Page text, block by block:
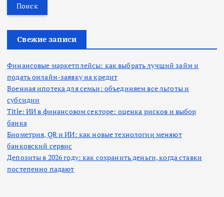
т
Свежие записи
Финансовые маркетплейсы: как выбрать лучший займ и
подать онлайн-заявку на кредит
Военная ипотека для семьи: объединяем все льготы и
субсидии
Title: ИИ в финансовом секторе: оценка рисков и выбор
банка
Биометрия, QR и ИИ: как новые технологии меняют
банковский сервис
Депозиты в 2026 году: как сохранить деньги, когда ставки
постепенно падают